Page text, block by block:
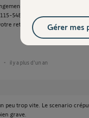
concernant le scenario
5485
retour.
il y a plus d'un an
peu trop vite. Le scenario
grave.
Gérer mes